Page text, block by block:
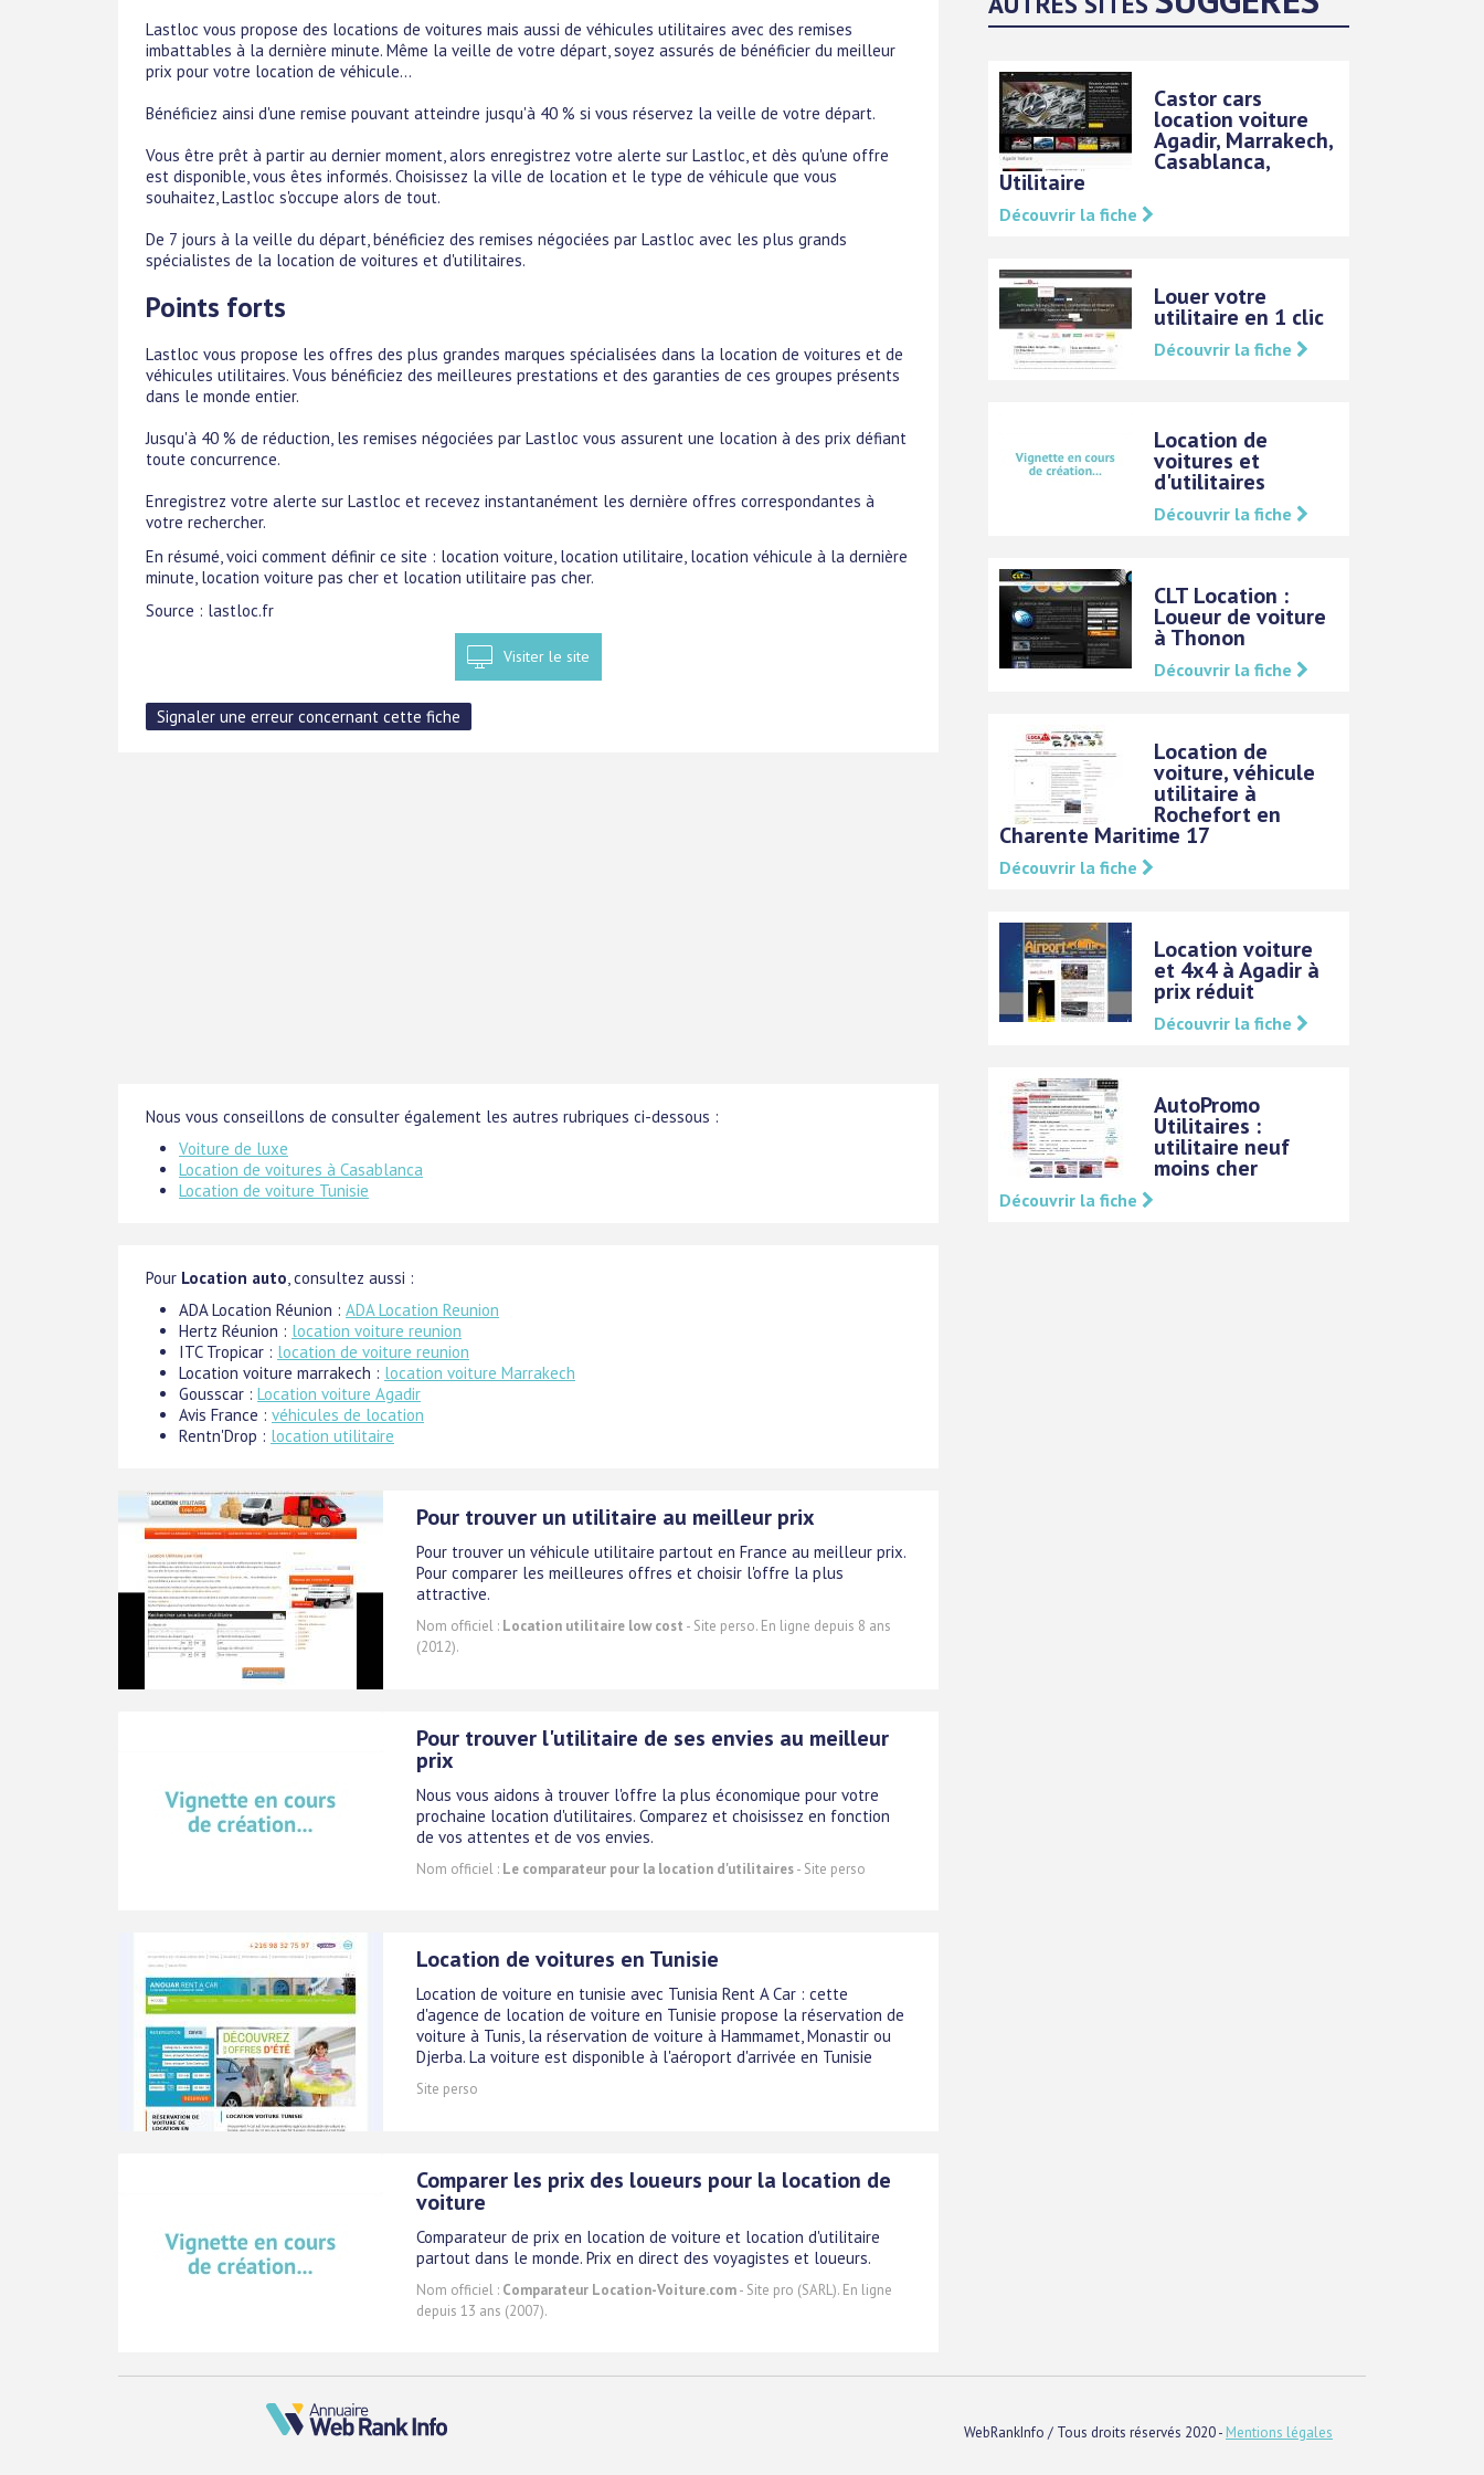
Lastloc vous propose des locations de voitures mais aussi de véhicules utilitaires avec des remises
imbattables à la dernière minute. Même la veille de votre départ, soyez assurés de bénéficier du meilleur
prix pour votre location de véhicule...
Bénéficiez ainsi d'une remise pouvant atteindre jusqu'à 40 % si vous réservez la veille de votre départ.
Vous être prêt à partir au dernier moment, alors enregistrez votre alerte sur Lastloc, et dès qu'une offre
est disponible, vous êtes informés. Choisissez la ville de location et le type de véhicule que vous
souhaitez, Lastloc s'occupe alors de tout.
De 7 jours à la veille du départ, bénéficiez des remises négociées par Lastloc avec les plus grands
spécialistes de la location de voitures et d'utilitaires.
Points forts
Lastloc vous propose les offres des plus grandes marques spécialisées dans la location de voitures et de
véhicules utilitaires. Vous bénéficiez des meilleures prestations et des garanties de ces groupes présents
dans le monde entier.
Jusqu'à 40 % de réduction, les remises négociées par Lastloc vous assurent une location à des prix défiant
toute concurrence.
Enregistrez votre alerte sur Lastloc et recevez instantanément les dernière offres correspondantes à
votre rechercher.
En résumé, voici comment définir ce site : location voiture, location utilitaire, location véhicule à la dernière
minute, location voiture pas cher et location utilitaire pas cher.
Source : lastloc.fr
Visiter le site
Nous vous conseillons de consulter également les autres rubriques ci-dessous :
Voiture de luxe
Location de voitures à Casablanca
Location de voiture Tunisie
Pour Location auto, consultez aussi :
ADA Location Réunion : ADA Location Reunion
Hertz Réunion : location voiture reunion
ITC Tropicar : location de voiture reunion
Location voiture marrakech : location voiture Marrakech
Gousscar : Location voiture Agadir
Avis France : véhicules de location
Rentn'Drop : location utilitaire
Pour trouver un utilitaire au meilleur prix
Pour trouver un véhicule utilitaire partout en France au meilleur prix.
Pour comparer les meilleures offres et choisir l'offre la plus
attractive.
Nom officiel : Location utilitaire low cost - Site perso. En ligne depuis 8 ans
(2012).
Pour trouver l'utilitaire de ses envies au meilleur
prix
Nous vous aidons à trouver l'offre la plus économique pour votre
prochaine location d'utilitaires. Comparez et choisissez en fonction
de vos attentes et de vos envies.
Nom officiel : Le comparateur pour la location d'utilitaires- Site perso
Location de voitures en Tunisie
Location de voiture en tunisie avec Tunisia Rent A Car : cette
d'agence de location de voiture en Tunisie propose la réservation de
voiture à Tunis, la réservation de voiture à Hammamet, Monastir ou
Djerba. La voiture est disponible à l'aéroport d'arrivée en Tunisie
Site perso
Comparer les prix des loueurs pour la location de
voiture
Comparateur de prix en location de voiture et location d'utilitaire
partout dans le monde. Prix en direct des voyagistes et loueurs.
Nom officiel : Comparateur Location-Voiture.com- Site pro (SARL). En ligne
depuis 13 ans (2007).
Castor cars
location voiture
Agadir, Marrakech,
Casablanca,
Utilitaire
Découvrir la fiche
Louer votre
utilitaire en 1 clic
Découvrir la fiche
Location de
voitures et
d'utilitaires
Découvrir la fiche
CLT Location :
Loueur de voiture
à Thonon
Découvrir la fiche
Location de
voiture, véhicule
utilitaire à
Rochefort en
Charente Maritime 17
Découvrir la fiche
Location voiture
et 4x4 à Agadir à
prix réduit
Découvrir la fiche
AutoPromo
Utilitaires :
utilitaire neuf
moins cher
Découvrir la fiche
WebRankInfo / Tous droits réservés 2020 - Mentions légales